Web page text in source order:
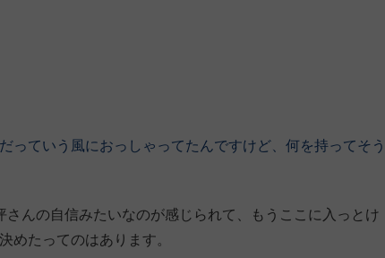
っていう風におっしゃってたんですけど、何を持ってそう
んの自信みたいなのが感じられて、もうここに入っとけ
めたってのはあります。